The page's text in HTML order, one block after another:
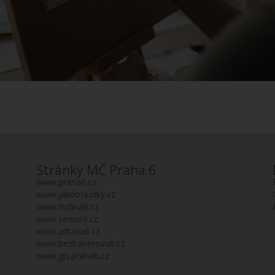
Stránky MČ Praha 6
www.praha6.cz
www.jakdoskolky.cz
www.rodina6.cz
www.senior6.cz
www.zdrava6.cz
www.bezbarierova6.cz
www.gis.praha6.cz